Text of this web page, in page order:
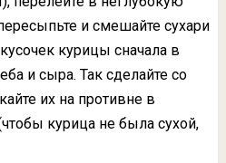
и смешайте сухари
курицы сначала в
и сыра. Так сделайте со
их на противне в
курица не была сухой,